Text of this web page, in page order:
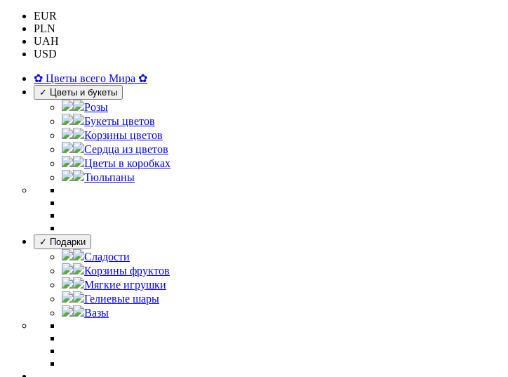
EUR
PLN
UAH
USD
✿ Цветы всего Мира ✿
✓ Цветы и букеты
Розы
Букеты цветов
Корзины цветов
Сердца из цветов
Цветы в коробках
Тюльпаны
✓ Подарки
Сладости
Корзины фруктов
Мягкие игрушки
Гелиевые шары
Вазы